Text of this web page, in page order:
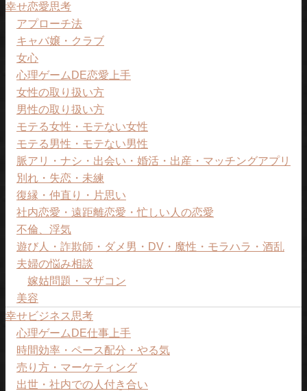
幸せ恋愛思考
アプローチ法
キャバ嬢・クラブ
女心
心理ゲームDE恋愛上手
女性の取り扱い方
男性の取り扱い方
モテる女性・モテない女性
モテる男性・モテない男性
脈アリ・ナシ・出会い・婚活・出産・マッチングアプリ
別れ・失恋・未練
復縁・仲直り・片思い
社内恋愛・遠距離恋愛・忙しい人の恋愛
不倫、浮気
遊び人・詐欺師・ダメ男・DV・魔性・モラハラ・酒乱
夫婦の悩み相談
嫁姑問題・マザコン
美容
幸せビジネス思考
心理ゲームDE仕事上手
時間効率・ペース配分・やる気
売り方・マーケティング
出世・社内での人付き合い